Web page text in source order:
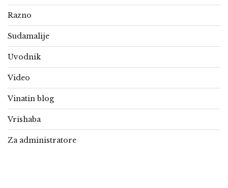
Razno
Sudamalije
Uvodnik
Video
Vinatin blog
Vrishaba
Za administratore